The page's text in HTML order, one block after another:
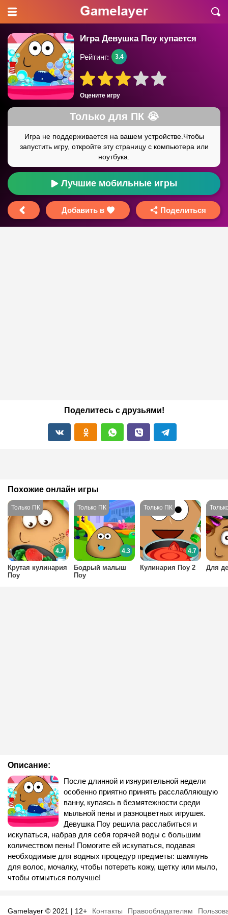
Игра Девушка Поу купается
Оцените игру
Рейтинг: 3.4
Лучшие мобильные игры
Добавить в Поделиться
Поделитесь с друзьями!
Описание:
После длинной и изнурительной недели
особенно приятно принять расслабляющую
ванну, купаясь в безмятежности среди
мыльной пены и разноцветных игрушек.
Девушка Поу решила расслабиться и
искупаться, набрав для себя горячей воды с большим
количеством пены! Помогите ей искупаться, подавая
необходимые для водных процедур предметы: шампунь
для волос, мочалку, чтобы потереть кожу, щетку или мыло,
чтобы отмыться получше!
Похожие онлайн игры
Крутая кулинария
Поу
4.7
Бодрый малыш
Поу
4.3
Кулинария Поу 2
4.7
Для
Gamelayer © 2021 | 12+ Контакты Правообладателям